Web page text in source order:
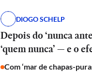
DIOGO SCHELP
Depois do ‘nunca
‘quem nunca’ — e o
Com ‘mar de chapas-